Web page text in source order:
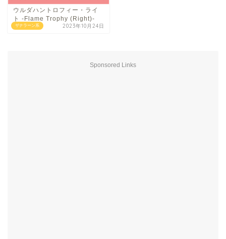
ザナラーン系
ウルダハントロフィー・ライ
ト -Flame Trophy (Right)-
2023年10月24日
Sponsored Links